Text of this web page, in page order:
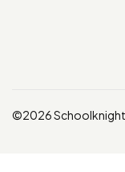
©2026 Schoolknight